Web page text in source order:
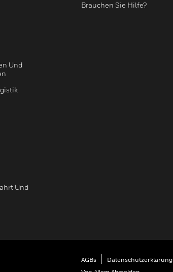
Und
Und
Brauchen Sie Hilfe?
AGBs Datenschutzerklärung